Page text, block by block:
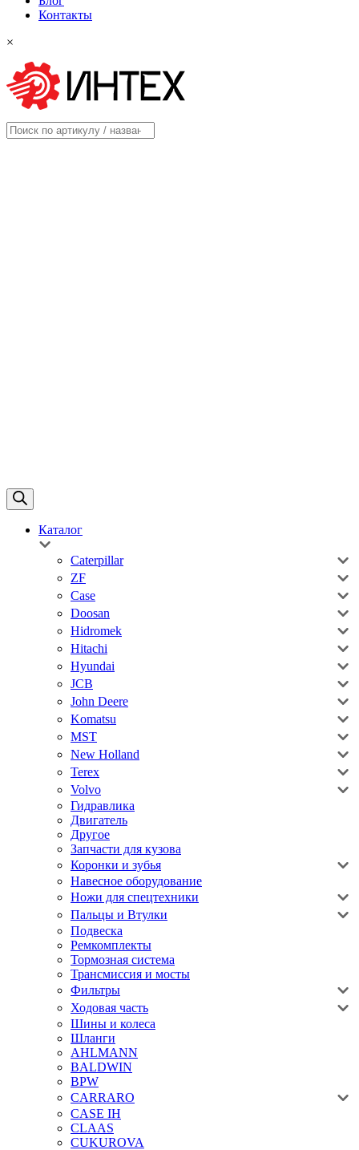
Контакты
×
Каталог
Caterpillar
ZF
Case
Doosan
Hidromek
Hitachi
Hyundai
JCB
John Deere
Komatsu
MST
New Holland
Terex
Volvo
Гидравлика
Двигатель
Другое
Запчасти для кузова
Коронки и зубья
Навесное оборудование
Ножи для спецтехники
Пальцы и Втулки
Подвеска
Ремкомплекты
Тормозная система
Трансмиссия и мосты
Фильтры
Ходовая часть
Шины и колеса
Шланги
AHLMANN
BALDWIN
BPW
CARRARO
CASE IH
CLAAS
CUKUROVA